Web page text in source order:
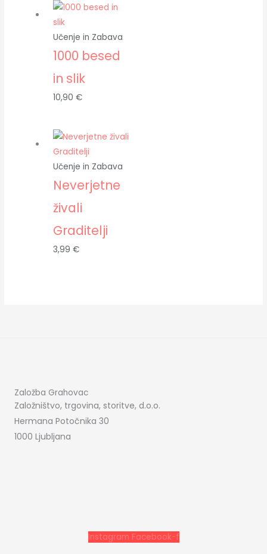
Učenje in Zabava
1000 besed
in slik
10,90€
Učenje in Zabava
Neverjetne
živali
Graditelji
3,99€
Založba Grahovac
Založništvo, trgovina, storitve, d.o.o.
Hermana Potočnika 30
1000 Ljubljana
Instagram Facebook-f